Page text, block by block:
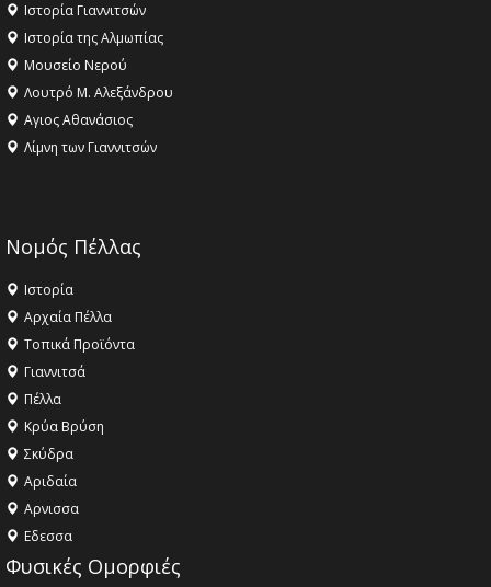
Ιστορία Γιαννιτσών
Ιστορία της Αλμωπίας
Μουσείο Νερού
Λουτρό Μ. Αλεξάνδρου
Αγιος Αθανάσιος
Λίμνη των Γιαννιτσών
Νομός Πέλλας
Ιστορία
Αρχαία Πέλλα
Τοπικά Προϊόντα
Γιαννιτσά
Πέλλα
Κρύα Βρύση
Σκύδρα
Αριδαία
Aρνισσα
Eδεσσα
Φυσικές Ομορφιές